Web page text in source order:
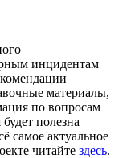
инцидентам
материалы,
по вопросам
полезна
самое актуальное
читайте здесь.